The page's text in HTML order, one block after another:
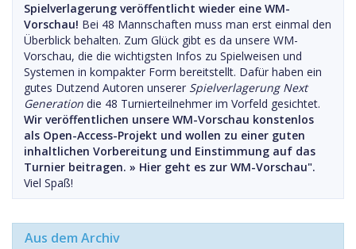
Spielverlagerung veröffentlicht wieder eine WM-
Vorschau! Bei 48 Mannschaften muss man erst einmal den
Überblick behalten. Zum Glück gibt es da unsere WM-
Vorschau, die die wichtigsten Infos zu Spielweisen und
Systemen in kompakter Form bereitstellt. Dafür haben ein
gutes Dutzend Autoren unserer Spielverlagerung Next
Generation die 48 Turnierteilnehmer im Vorfeld gesichtet.
Wir veröffentlichen unsere WM-Vorschau konstenlos
als Open-Access-Projekt und wollen zu einer guten
inhaltlichen Vorbereitung und Einstimmung auf das
Turnier beitragen. » Hier geht es zur WM-Vorschau".
Viel Spaß!
Aus dem Archiv